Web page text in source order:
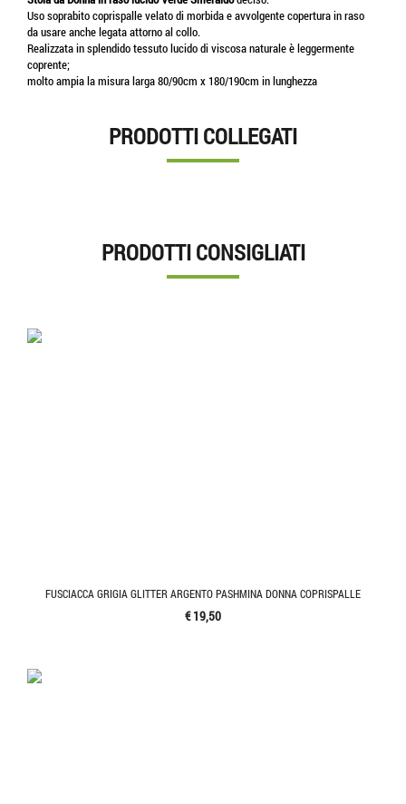
Uso soprabito coprispalle velato di morbida e avvolgente copertura in raso
da usare anche legata attorno al collo.
Realizzata in splendido tessuto lucido di viscosa naturale è leggermente
coprente;
molto ampia la misura larga 80/90cm x 180/190cm in lunghezza
PRODOTTI COLLEGATI
PRODOTTI CONSIGLIATI
FUSCIACCA GRIGIA GLITTER ARGENTO PASHMINA DONNA COPRISPALLE
€ 19,50